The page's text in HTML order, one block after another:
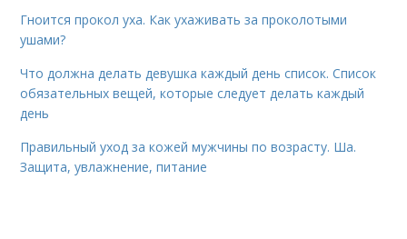
Гноится прокол уха. Как ухаживать за проколотыми
ушами?
Что должна делать девушка каждый день список. Список
обязательных вещей, которые следует делать каждый
день
Правильный уход за кожей мужчины по возрасту. Ша.
Защита, увлажнение, питание